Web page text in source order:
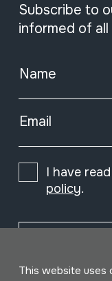
Subscribe to
informed of
Name
Email
I have
policy.
This website uses